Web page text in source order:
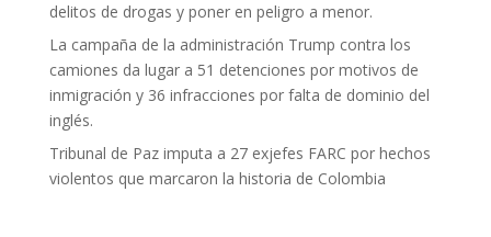
delitos de drogas y poner en peligro a menor.
La campaña de la administración Trump contra los
camiones da lugar a 51 detenciones por motivos de
inmigración y 36 infracciones por falta de dominio del
inglés.
Tribunal de Paz imputa a 27 exjefes FARC por hechos
violentos que marcaron la historia de Colombia